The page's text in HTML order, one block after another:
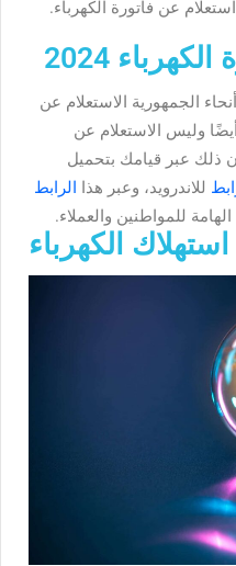
عن فاتورة الكهرباء.
2024
الجمهورية الاستعلام عن
وليس الاستعلام عن
ذلك عبر قيامك بتحميل
للاندرويد، وعبر هذا
الرابط
للمواطنين والعملاء.
الكهرباء